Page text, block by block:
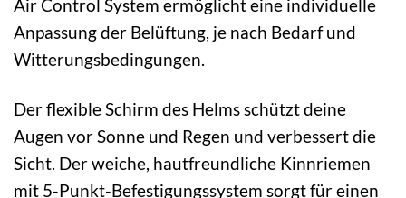
Air Control System ermöglicht eine individuelle
Anpassung der Belüftung, je nach Bedarf und
Witterungsbedingungen.
Der flexible Schirm des Helms schützt deine
Augen vor Sonne und Regen und verbessert die
Sicht. Der weiche, hautfreundliche Kinnriemen
mit 5-Punkt-Befestigungssystem sorgt für einen